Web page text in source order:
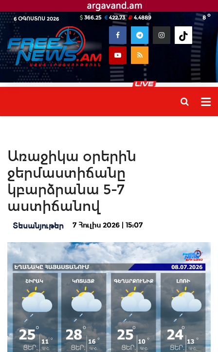
6 ՕԳՈՍՏՈՍ 2026 8 o
366.25 422.73 4.4889
Առաջիկա օրերին
ջերմաստիճանը
կբարձրանա 5-7
աստիճանով
Տեսանյութեր 7 Հուլիս 2026 | 15:07